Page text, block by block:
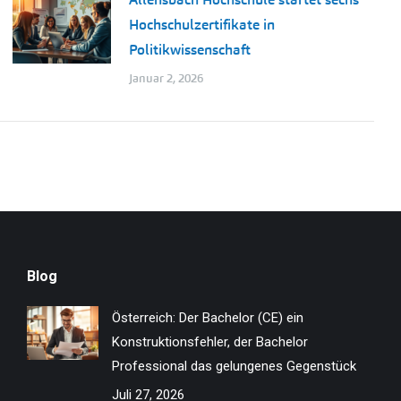
Hochschulzertifikate in
Politikwissenschaft
Januar 2, 2026
Blog
Österreich: Der Bachelor (CE) ein
Konstruktionsfehler, der Bachelor
Professional das gelungenes Gegenstück
Juli 27, 2026